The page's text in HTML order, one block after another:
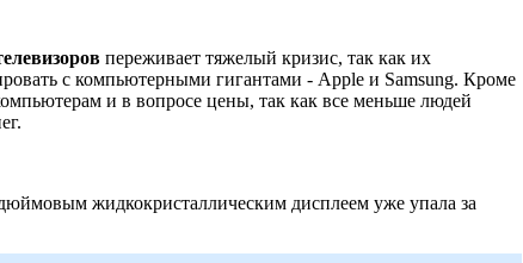
переживает тяжелый кризис, так как их
с компьютерными гигантами - Apple и Samsung. Кроме
и в вопросе цены, так как все меньше людей
жидкокристаллическим дисплеем уже упала за